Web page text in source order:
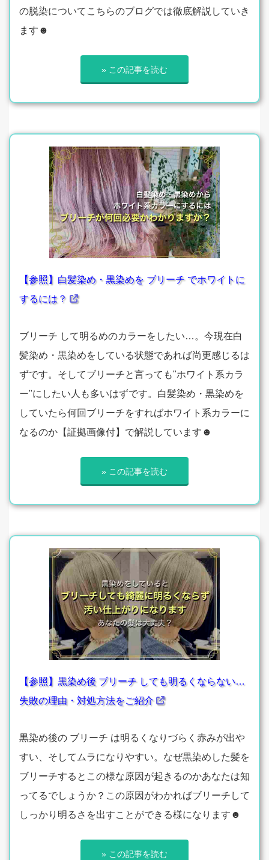
の脱染についてこちらのブログでは徹底解説していき
ます☻
» この記事を読む
【参照】白髪染め・黒染めを ブリーチ でホワイトに
するには？
ブリーチ して明るめのカラーをしたい…。今現在白
髪染め・黒染めをしている状態であれば尚更感じるは
ずです。そしてブリーチと言っても"ホワイト系カラ
ー"にしたい人も多いはずです。白髪染め・黒染めを
していたら何回ブリーチをすればホワイト系カラーに
なるのか【証拠画像付】で解説しています☻
» この記事を読む
【参照】黒染め後 ブリーチ しても明るくならない…
失敗の理由・対処方法をご紹介
黒染め後の ブリーチ は明るくなりづらく赤みが出や
すい、そしてムラになりやすい。なぜ黒染めした髪を
ブリーチするとこの様な原因が起きるのかあなたは知
ってるでしょうか？この原因がわかればブリーチして
しっかり明るさを出すことができる様になります☻
» この記事を読む